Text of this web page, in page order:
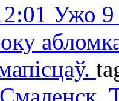
Ужо 9
Смаленск,